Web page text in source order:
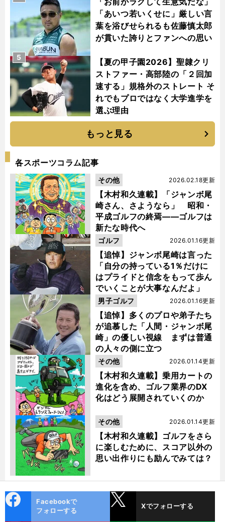
「あいつ若いくせに」厳しい言
葉を浴びせられるも佐藤慎太郎
が貫いた誇りとファンへの思い
【夏の甲子園2026】聖隷クリ
ストファー・高部陸の「２回加
速する」規格外のストレート そ
れでもプロではなく大学進学を
選ぶ理由
5
もっと見る
各スポーツコラム記事
【木村和久連載】「ジャンボ尾
崎さん、さようなら」 昭和・
平成ゴルフの終焉――ゴルフは
新たな時代へ
2026.02.18更新
その他
【追悼】ジャンボ尾崎は言った
「自分の持っている1％だけに
はプライドと信念をもって歩ん
でいくことが大事なんだよ」
2026.01.16更新
ゴルフ
【追悼】多くのプロや弟子たち
が追慕した「人間・ジャンボ尾
崎」の優しい視線 まずは普通
の人々の側に立つ
2026.01.16更新
男子ゴルフ
【木村和久連載】乗用カートの
進化を含め、ゴルフ業界のDX
化はどう展開されていくのか
2026.01.14更新
その他
【木村和久連載】ゴルフをさら
に楽しむために、スコア以外の
思い出作りにも励んでみては？
2026.01.14更新
その他
ok
Facebookで
フォローする
Xでフォローする